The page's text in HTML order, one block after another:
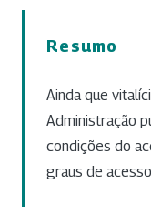
Resumo
Ainda que
Administração
condições do
graus de acesso.